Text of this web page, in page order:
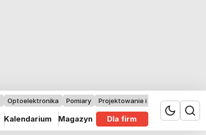
Optoelektronika Pomiary Projektowanie i badania
Kalendarium Magazyn Dla firm